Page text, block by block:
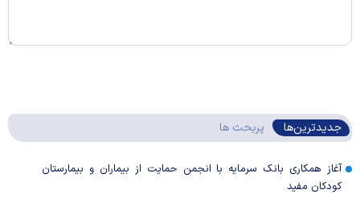
جدیدترین‌ها پربحث ها
آغاز همکاری بانک سرمایه با انجمن حمایت از بیماران و بیمارستان
کودکان مفید